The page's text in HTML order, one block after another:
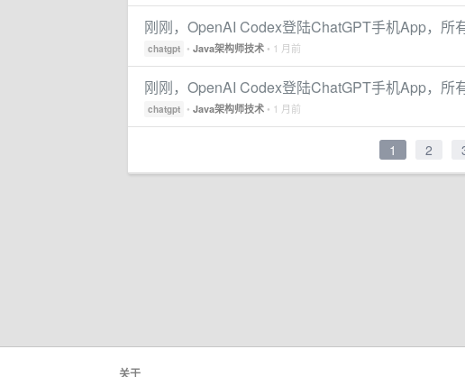
刚刚，OpenAI Codex登陆ChatGPT手机App，所
chatgpt • Java架构师技术 • 1 月前
刚刚，OpenAI Codex登陆ChatGPT手机App，所
chatgpt • Java架构师技术 • 1 月前
1 2
关于